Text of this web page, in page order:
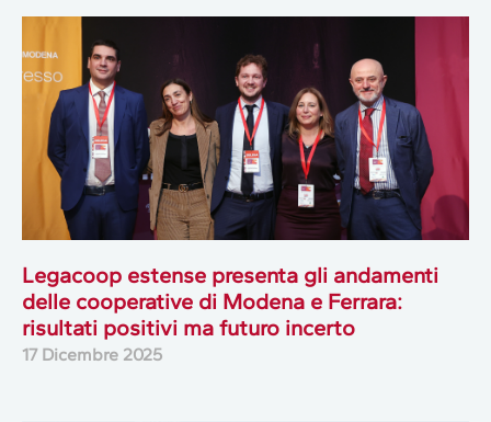
Legacoop estense presenta gli andamenti
delle cooperative di Modena e Ferrara:
risultati positivi ma futuro incerto
17 Dicembre 2025